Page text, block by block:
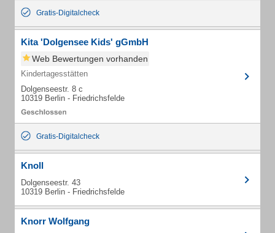
Gratis-Digitalcheck
Kita 'Dolgensee Kids' gGmbH
Web Bewertungen vorhanden
Kindertagesstätten
Dolgenseestr. 8 c
10319 Berlin - Friedrichsfelde
Gratis-Digitalcheck
Knoll
Dolgenseestr. 43
10319 Berlin - Friedrichsfelde
Knorr Wolfgang